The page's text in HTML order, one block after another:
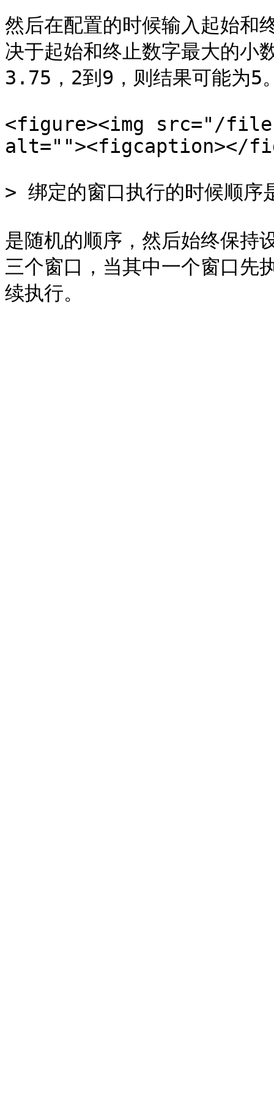
然后在配置的时候输入起始和
决于起始和终止数字最大的
3.75，2到9，则结果可能为5
<figure><img src="/files/
alt=""><figcaption></
> 绑定的窗口执行的时候顺序
是随机的顺序，然后始终保持
三个窗口，当其中一个窗口先